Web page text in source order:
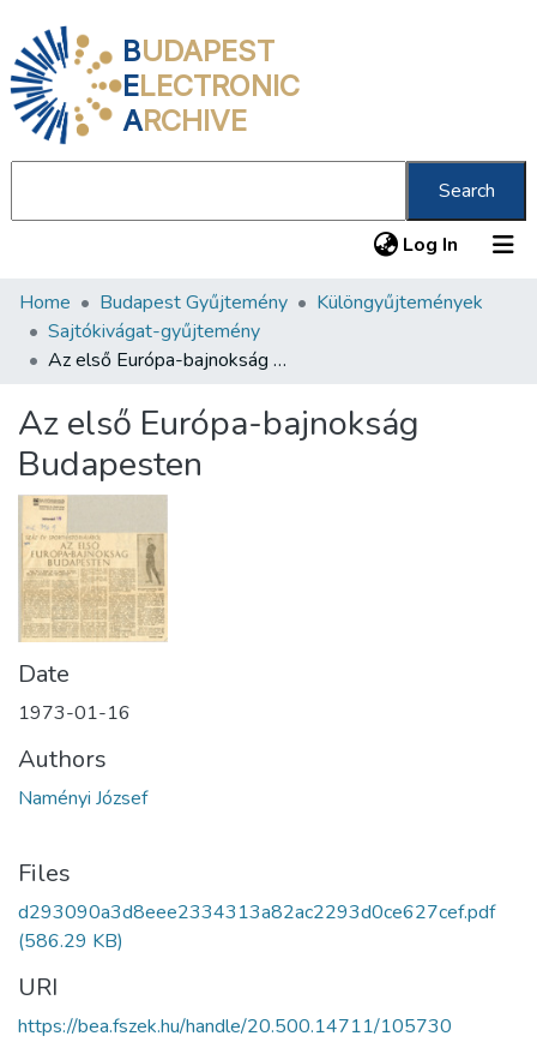
BUDAPEST
ELECTRONIC
ARCHIVE
Search
Log In (current)
Communities & Collections
All of DSpace
About us
Home Budapest Gyűjtemény
Különgyűjtemények
Sajtókivágat-gyűjtemény
Az első Európa-bajnokság Budapesten
Az első Európa-bajnokság
Budapesten
Date
1973-01-16
Authors
Naményi József
Files
d293090a3d8eee2334313a82ac2293d0ce627cef.pdf
(586.29 KB)
URI
https://bea.fszek.hu/handle/20.500.14711/105730